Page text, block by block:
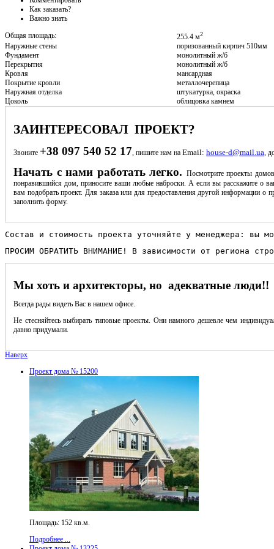
Как заказать?
Важно знать
Общая площадь:
255.4 м2
Наружные стены
поризованный кирпич 510мм
Фундамент
монолитный ж/б
Перекрытия
монолитный ж/б
Кровля
мансардная
Покрытие кровли
металлочерепица
Наружная отделка
штукатурка, окраска
Цоколь
облицовка камнем
ЗАИНТЕРЕСОВАЛ ПРОЕКТ?
Звоните +38 097 540 52 17 , пишите нам на Email: house-d@mail.ua ,
Начать с нами работать легко. Посмотрите проекты
понравившийся дом, приносите ваши любые наброски. А если вы расскажите о
вам подобрать проект. Для заказа или для предоставления другой информации о
заполнить форму.
Состав и стоимость проекта уточняйте у менеджера:
ПРОСИМ ОБРАТИТЬ ВНИМАНИЕ! В зависимости от региона
Мы хоть и архитекторы, но адекватные люди!!
Всегда рады видеть Вас в нашем офисе.
Не стесняйтесь выбирать типовые проекты. Они намного дешевле чем
давно придумали.
Наверх
Проект дома № 15200
Площадь: 152 кв.м.
Подробнее ...